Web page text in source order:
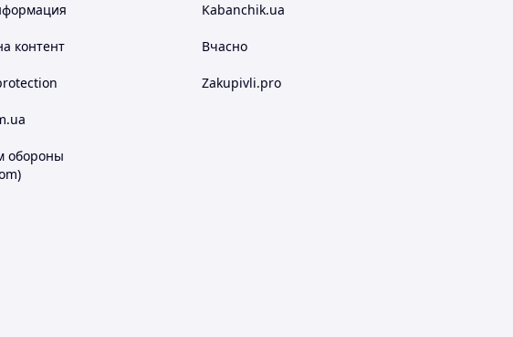
контент
обороны
Kabanchik.ua
Вчасно
Zakupivli.pro